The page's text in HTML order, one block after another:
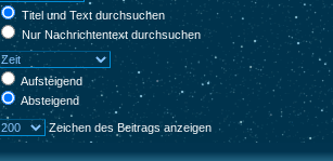
Titel und Text durchsuchen
Nur Nachrichtentext durchsuchen
Aufsteigend
Absteigend
Zeichen des Beitrags anzeigen